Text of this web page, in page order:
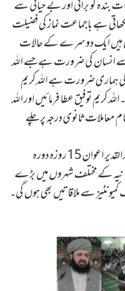
بندہ کو برائی اور بے حیائی سے
ہے باجماعت نماز کی فضیلت
ہیں ایک دوسرے کے حالات
سے انسان کی ضرورت ہے جسے اللہ
ہماری ضرورت ہے اللہ کریم
کریم توفیق عطا فرمائیں اور اللہ
معاملات ثانوی درجہ پر چلے
یاد رہے کہ رواں ماہ کے وسط میں امیر عبدالقدیر اعوان 15 روزہ دورہ
کے مختلف شہروں میں بڑے
سے ملاقاتیں بھی ہوں گی۔